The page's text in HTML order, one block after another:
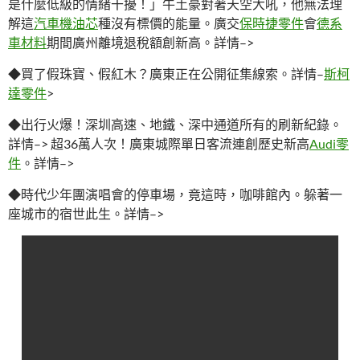
是什麼低級的情緒干擾！」牛土豪對著天空大吼，他無法理
解這汽車機油芯種沒有標價的能量。廣交保時捷零件會德系
車材料期間廣州離境退稅額創新高。詳情–>
◆買了假珠寶、假紅木？廣東正在公開征集線索。詳情–斯柯
達零件>
◆出行火爆！深圳高速、地鐵、深中通道所有的刷新紀錄。
詳情–> 超36萬人次！廣東城際單日客流連創歷史新高Audi零
件 。詳情–>
◆時代少年團演唱會的停車場，竟這時，咖啡館內。躲著一
座城市的宿世此生。詳情–>